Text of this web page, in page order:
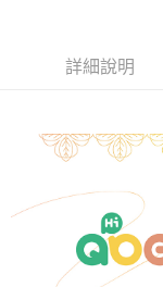
醒簡訊。
【注意事項】
1.本服務係由「台灣大
買賣價金債權讓與本
2.基於同意付款使用「
資料（包含姓名、電
由本公司與您本人進
3.完整用戶服務條款，
１．於結帳方式選擇
３．收到繳費通知簡
ATM／網路銀行／等
購買商品的店家。未
後付繳納相關費用。
※ 交易是否成功請以
是否繳費成功／繳費
客戶支援中心」https://
冷凍宅配-本島
每筆NT$150，滿
冷凍宅配-離島
每筆NT$260
詳細說明